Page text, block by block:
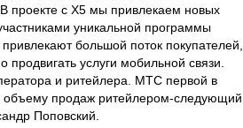
проекте с X5 мы привлекаем новых
уникальной программы
большой поток покупателей,
услуги мобильной связи.
и ритейлера. МТС первой в
объему продаж ритейлером-следующий
Поповский.